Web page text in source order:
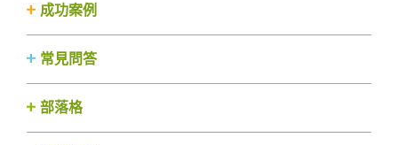
成功案例
常見問答
部落格